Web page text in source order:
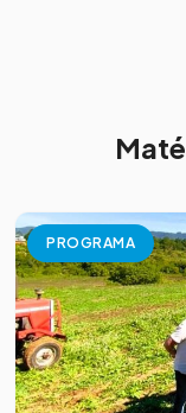
PROGRAMA